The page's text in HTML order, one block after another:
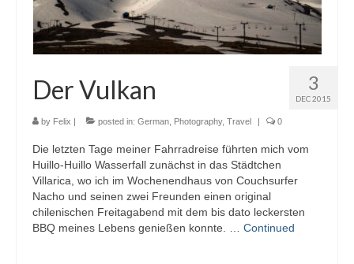
3
DEC 2015
Der Vulkan
by Felix | posted in: German Photography, Travel | 0
Die letzten Tage meiner Fahrradreise führten mich vom
Huillo-Huillo Wasserfall zunächst in das Städtchen
Villarica, wo ich im Wochenendhaus von Couchsurfer
Nacho und seinen zwei Freunden einen original
chilenischen Freitagabend mit dem bis dato leckersten
BBQ meines Lebens genießen konnte. … Continued